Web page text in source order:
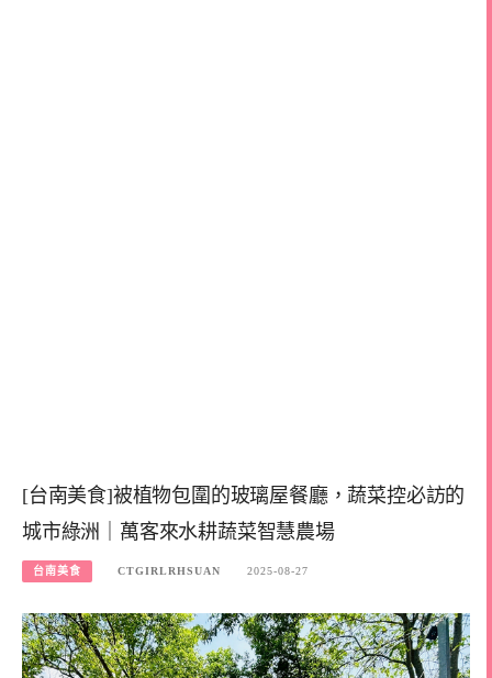
[台南美食]被植物包圍的玻璃屋餐廳，蔬菜控必訪的
城市綠洲｜萬客來水耕蔬菜智慧農場
台南美食 CTGIRLRHSUAN 2025-08-27